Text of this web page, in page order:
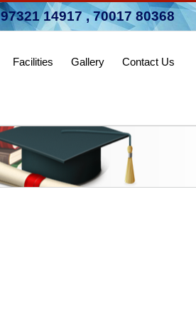
97321 14917,70017 80368
Facilities Gallery Contact Us